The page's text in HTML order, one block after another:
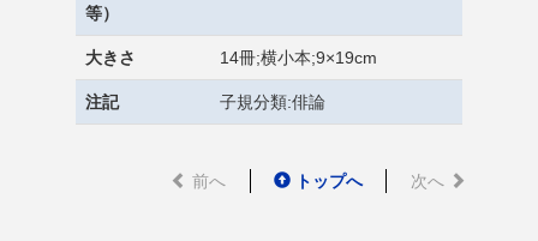
等）
大きさ 14冊;横小本;9×19cm
注記 子規分類:俳論
前へ トップへ 次へ